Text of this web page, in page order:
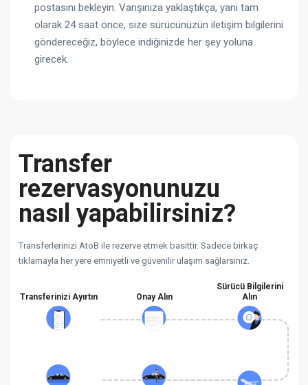
postasını bekleyin. Varışınıza yaklaştıkça, yani tam
olarak 24 saat önce, size sürücünüzün iletişim bilgilerini
göndereceğiz, böylece indiğinizde her şey yoluna
girecek.
Transfer
rezervasyonunuzu
nasıl yapabilirsiniz?
Transferlerinizi AtoB ile rezerve etmek basittir. Sadece birkaç
tıklamayla her yere emniyetli ve güvenilir ulaşım sağlarsınız.
Transferinizi Ayırtın Onay Alın
Sürücü Bilgilerini
Alın